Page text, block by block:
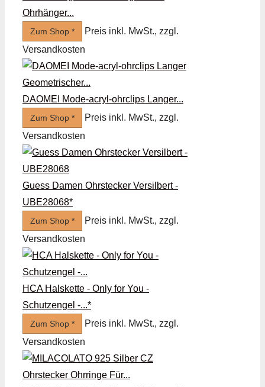
Ohrhänger...
Zum Shop *
Preis inkl. MwSt., zzgl.
Versandkosten
DAOMEI Mode-acryl-ohrclips Langer...
Zum Shop *
Preis inkl. MwSt., zzgl.
Versandkosten
Guess Damen Ohrstecker Versilbert -
UBE28068*
Zum Shop *
Preis inkl. MwSt., zzgl.
Versandkosten
HCA Halskette - Only for You -
Schutzengel -...*
Zum Shop *
Preis inkl. MwSt., zzgl.
Versandkosten